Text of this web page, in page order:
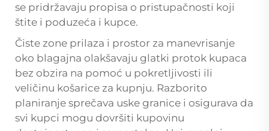
se pridržavaju propisa o pristupačnosti koji
štite i poduzeća i kupce.
Čiste zone prilaza i prostor za manevrisanje
oko blagajna olakšavaju glatki protok kupaca
bez obzira na pomoć u pokretljivosti ili
veličinu košarice za kupnju. Razborito
planiranje sprečava uske granice i osigurava da
svi kupci mogu dovršiti kupovinu